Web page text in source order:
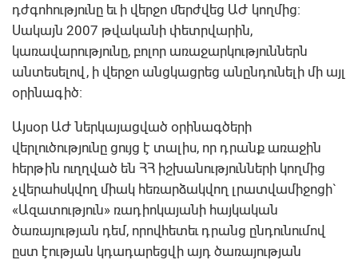
դժգոհությունը եւ ի վերջո մերժվեց ԱԺ կողմից:
Սակայն 2007 թվականի փետրվարին,
կառավարությունը, բոլոր առաջարկություններն
անտեսելով, ի վերջո անցկացրեց անընդունելի մի այլ
օրինագիծ:
Այսօր ԱԺ ներկայացված օրինագծերի
վերլուծությունը ցույց է տալիս, որ դրանք առաջին
հերթին ուղղված են ՀՀ իշխանությունների կողմից
չվերահսկվող միակ հեռարձակվող լրատվամիջոցի`
«Ազատություն» ռադիոկայանի հայկական
ծառայության դեմ, որովհետեւ դրանց ընդունումով
ըստ էության կդադարեցվի այդ ծառայության